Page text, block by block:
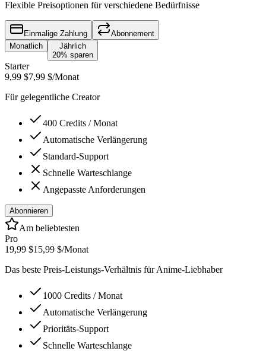
Flexible Preisoptionen für verschiedene Bedürfnisse
Einmalige Zahlung
Abonnement
Monatlich
Jährlich
20% sparen
Starter
9,99 $7,99 $/Monat
Für gelegentliche Creator
400 Credits / Monat
Automatische Verlängerung
Standard-Support
Schnelle Warteschlange
Angepasste Anforderungen
Abonnieren
Am beliebtesten
Pro
19,99 $15,99 $/Monat
Das beste Preis-Leistungs-Verhältnis für Anime-Liebhaber
1000 Credits / Monat
Automatische Verlängerung
Prioritäts-Support
Schnelle Warteschlange